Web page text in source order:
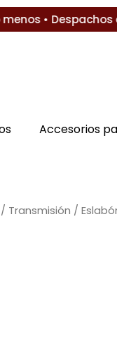
• Despachos
Accesorios
/ Transmisión /